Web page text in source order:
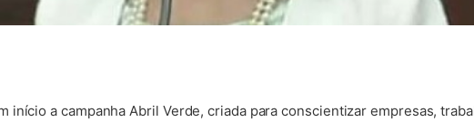
início a campanha Abril Verde, criada para conscientizar empresas,